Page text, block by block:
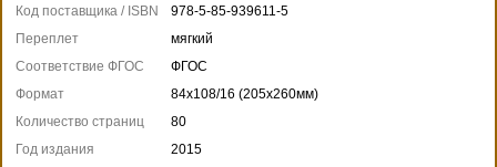
Код поставщика / ISBN
978-5-85-939611-5
Переплет
мягкий
Соответствие ФГОС
ФГОС
Формат
84x108/16 (205x260мм)
Количество страниц
80
Год издания
2015